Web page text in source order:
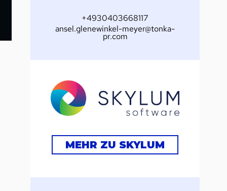
+4930403668117
ansel.glenewinkel-meyer@tonka-
pr.com
MEHR ZU SKYLUM